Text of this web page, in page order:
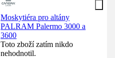
Moskytiéra pro altány
PALRAM Palermo 3000 a
3600
Toto zboží zatím nikdo
nehodnotil.